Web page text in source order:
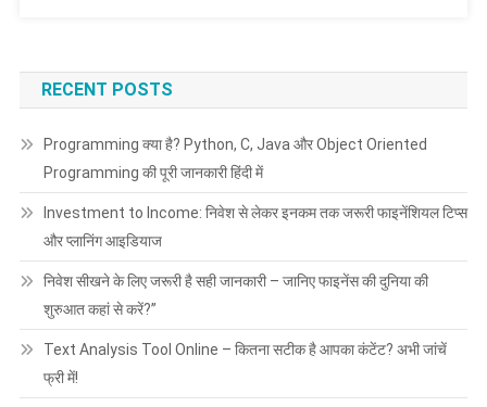
RECENT POSTS
Programming क्या है? Python, C, Java और Object Oriented
Programming की पूरी जानकारी हिंदी में
Investment to Income: निवेश से लेकर इनकम तक जरूरी फाइनेंशियल टिप्स
और प्लानिंग आइडियाज
निवेश सीखने के लिए जरूरी है सही जानकारी – जानिए फाइनेंस की दुनिया की
शुरुआत कहां से करें?”
Text Analysis Tool Online – कितना सटीक है आपका कंटेंट? अभी जांचें
फ्री में!